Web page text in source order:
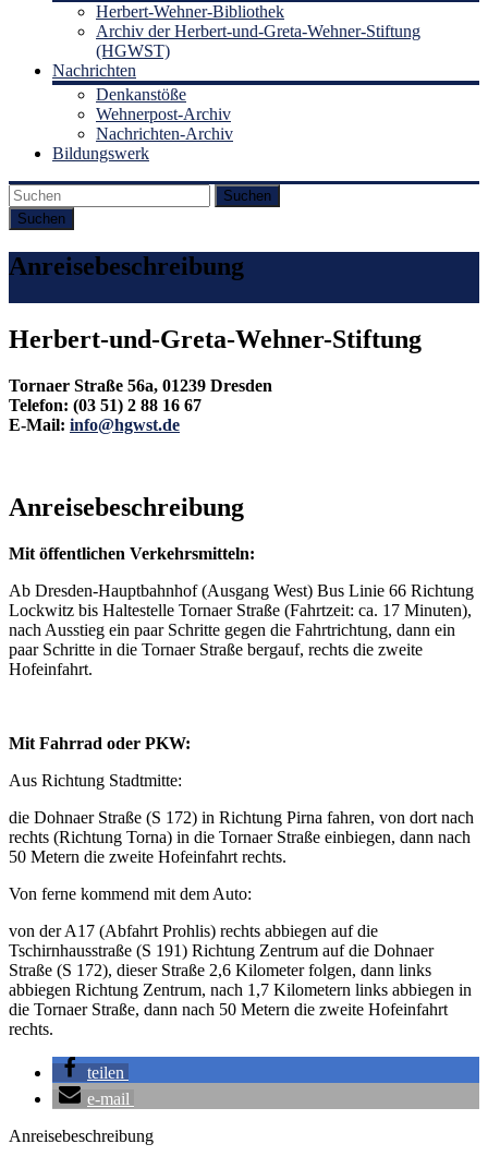
Herbert-Wehner-Bibliothek
Archiv der Herbert-und-Greta-Wehner-Stiftung
(HGWST)
Nachrichten
Denkanstöße
Wehnerpost-Archiv
Nachrichten-Archiv
Bildungswerk
Suchen
Anreisebeschreibung
Herbert-und-Greta-Wehner-Stiftung
Tornaer Straße 56a, 01239 Dresden
Telefon: (03 51) 2 88 16 67
E-Mail: info@hgwst.de
Anreisebeschreibung
Mit öffentlichen Verkehrsmitteln:
Ab Dresden-Hauptbahnhof (Ausgang West) Bus Linie 66 Richtung
Lockwitz bis Haltestelle Tornaer Straße (Fahrtzeit: ca. 17 Minuten),
nach Ausstieg ein paar Schritte gegen die Fahrtrichtung, dann ein
paar Schritte in die Tornaer Straße bergauf, rechts die zweite
Hofeinfahrt.
Mit Fahrrad oder PKW:
Aus Richtung Stadtmitte:
die Dohnaer Straße (S 172) in Richtung Pirna fahren, von dort nach
rechts (Richtung Torna) in die Tornaer Straße einbiegen, dann nach
50 Metern die zweite Hofeinfahrt rechts.
Von ferne kommend mit dem Auto:
von der A17 (Abfahrt Prohlis) rechts abbiegen auf die
Tschirnhausstraße (S 191) Richtung Zentrum auf die Dohnaer
Straße (S 172), dieser Straße 2,6 Kilometer folgen, dann links
abbiegen Richtung Zentrum, nach 1,7 Kilometern links abbiegen in
die Tornaer Straße, dann nach 50 Metern die zweite Hofeinfahrt
rechts.
teilen
e-mail
Anreisebeschreibung